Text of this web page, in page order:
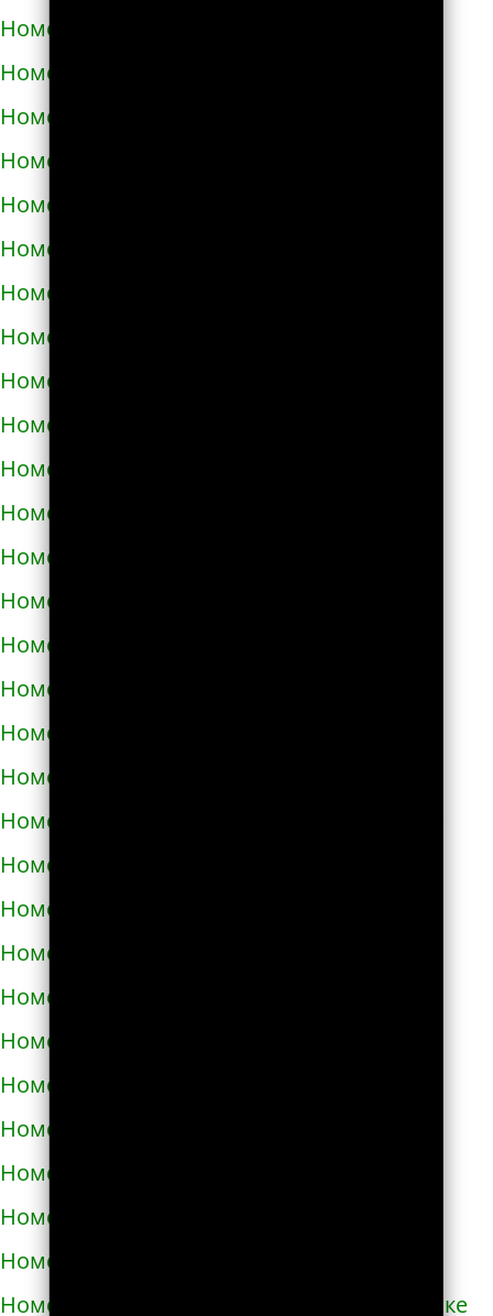
Номера телефонов такси в Терновке
Номера телефонов такси в Тернополе
Номера телефонов такси в Токмаке
Номера телефонов такси в Тростянце
Номера телефонов такси в Трускавце
Номера телефонов такси в Тульчине
Номера телефонов такси в Ужгороде
Номера телефонов такси в Узине
Номера телефонов такси в Украинке
Номера телефонов такси в Умани
Номера телефонов такси в Фастове
Номера телефонов такси в Харькове
Номера телефонов такси в Херсоне
Номера телефонов такси в Хмельнике
Номера телефонов такси в Хмельницком
Номера телефонов такси в Хороле
Номера телефонов такси в Христиновке
Номера телефонов такси в Хусте
Номера телефонов такси в Червонограде
Номера телефонов такси в Черкассах
Номера телефонов такси в Чернигове
Номера телефонов такси в Черновцах
Номера телефонов такси в Черноморске
Номера телефонов такси в Чорткове
Номера телефонов такси в Чугуеве
Номера телефонов такси в Шепетовке
Номера телефонов такси в Шостке
Номера телефонов такси в Шполе
Номера телефонов такси в Энергодаре
Номера телефонов такси в Южноукраинске